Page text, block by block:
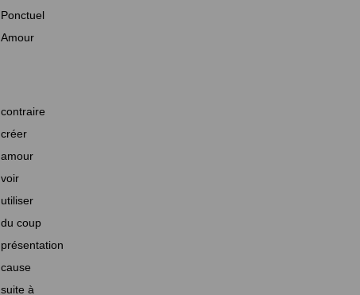
Ponctuel
Amour
contraire
créer
amour
voir
utiliser
du coup
présentation
cause
suite à